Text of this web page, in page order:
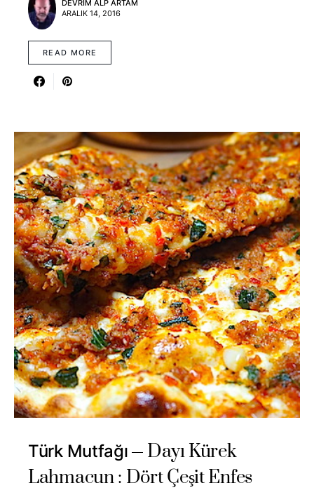
DEVRIM ALP ARTAM
ARALIK 14, 2016
READ MORE
Türk Mutfağı
Dayı Kürek
Lahmacun : Dört Çeşit Enfes